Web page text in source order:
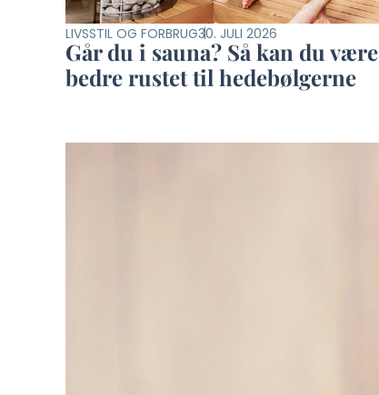
LIVSSTIL OG FORBRUG30. JULI 2026
Går du i sauna? Så kan du være
bedre rustet til hedebølgerne